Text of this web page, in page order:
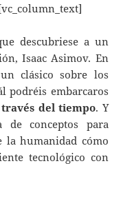
descubriese a un
Isaac Asimov. En
clásico sobre los
podréis embarcaros
del tiempo. Y
conceptos para
humanidad cómo
tecnológico con